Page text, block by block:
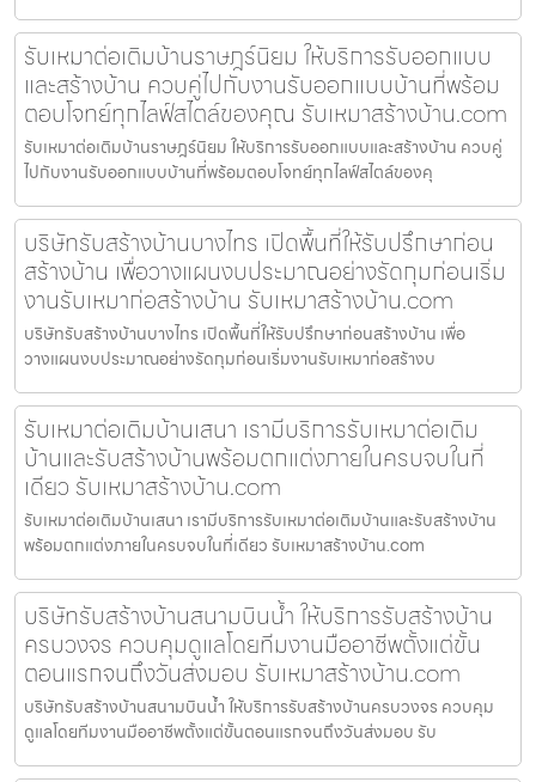
รับเหมาต่อเติมบ้านราษฎร์นิยม ให้บริการรับออกแบบ
และสร้างบ้าน ควบคู่ไปกับงานรับออกแบบบ้านที่พร้อม
ตอบโจทย์ทุกไลฟ์สไตล์ของคุณ รับเหมาสร้างบ้าน.com
รับเหมาต่อเติมบ้านราษฎร์นิยม ให้บริการรับออกแบบและสร้างบ้าน ควบคู่
ไปกับงานรับออกแบบบ้านที่พร้อมตอบโจทย์ทุกไลฟ์สไตล์ของคุ
บริษัทรับสร้างบ้านบางไทร เปิดพื้นที่ให้รับปรึกษาก่อน
สร้างบ้าน เพื่อวางแผนงบประมาณอย่างรัดกุมก่อนเริ่ม
งานรับเหมาก่อสร้างบ้าน รับเหมาสร้างบ้าน.com
บริษัทรับสร้างบ้านบางไทร เปิดพื้นที่ให้รับปรึกษาก่อนสร้างบ้าน เพื่อ
วางแผนงบประมาณอย่างรัดกุมก่อนเริ่มงานรับเหมาก่อสร้างบ
รับเหมาต่อเติมบ้านเสนา เรามีบริการรับเหมาต่อเติม
บ้านและรับสร้างบ้านพร้อมตกแต่งภายในครบจบในที่
เดียว รับเหมาสร้างบ้าน.com
รับเหมาต่อเติมบ้านเสนา เรามีบริการรับเหมาต่อเติมบ้านและรับสร้างบ้าน
พร้อมตกแต่งภายในครบจบในที่เดียว รับเหมาสร้างบ้าน.com
บริษัทรับสร้างบ้านสนามบินน้ำ ให้บริการรับสร้างบ้าน
ครบวงจร ควบคุมดูแลโดยทีมงานมืออาชีพตั้งแต่ขั้น
ตอนแรกจนถึงวันส่งมอบ รับเหมาสร้างบ้าน.com
บริษัทรับสร้างบ้านสนามบินน้ำ ให้บริการรับสร้างบ้านครบวงจร ควบคุม
ดูแลโดยทีมงานมืออาชีพตั้งแต่ขั้นตอนแรกจนถึงวันส่งมอบ รับ